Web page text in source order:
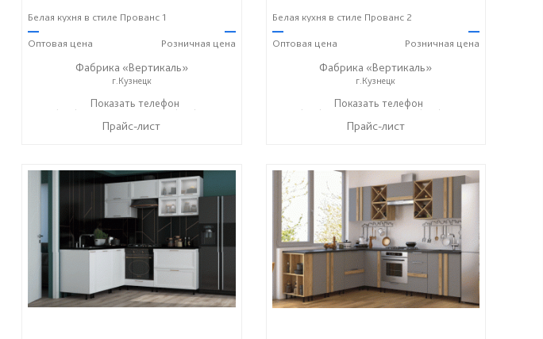
Белая кухня в стиле Прованс 1
—
Оптовая цена
—
Розничная цена
Фабрика «Вертикаль»
г.Кузнецк
+7 (927) 38-059-88 ☎+7 (927) 38-003-77
Показать телефон
Прайс-лист
Белая кухня в стиле Прованс 2
—
Оптовая цена
—
Розничная цена
Фабрика «Вертикаль»
г.Кузнецк
+7 (927) 38-059-88 ☎+7 (927) 38-003-77
Показать телефон
Прайс-лист